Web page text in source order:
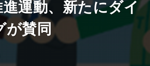
進運動、新たにダイ
が賛同